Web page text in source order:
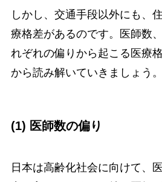
しかし、交通手段以外にも、
療格差があるのです。医師数
れぞれの偏りから起こる医療
から読み解いていきましょう。
(1) 医師数の偏り
日本は高齢化社会に向けて、